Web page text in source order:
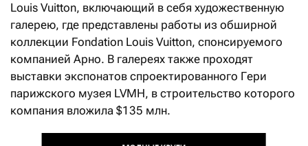
Louis Vuitton, включающий в себя художественную
галерею, где представлены работы из обширной
коллекции Fondation Louis Vuitton, спонсируемого
компанией Арно. В галереях также проходят
выставки экспонатов спроектированного Гери
парижского музея LVMH, в строительство которого
компания вложила $135 млн.